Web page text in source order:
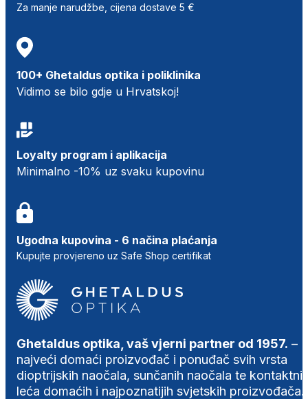
Za manje narudžbe, cijena dostave 5 €
100+ Ghetaldus optika i poliklinika
Vidimo se bilo gdje u Hrvatskoj!
Loyalty program i aplikacija
Minimalno -10% uz svaku kupovinu
Ugodna kupovina - 6 načina plaćanja
Kupujte provjereno uz Safe Shop certifikat
Ghetaldus optika, vaš vjerni partner od 1957. –
najveći domaći proizvođač i ponuđač svih vrsta
dioptrijskih naočala, sunčanih naočala te
leća domaćih i najpoznatijih svjetskih proizvođača.